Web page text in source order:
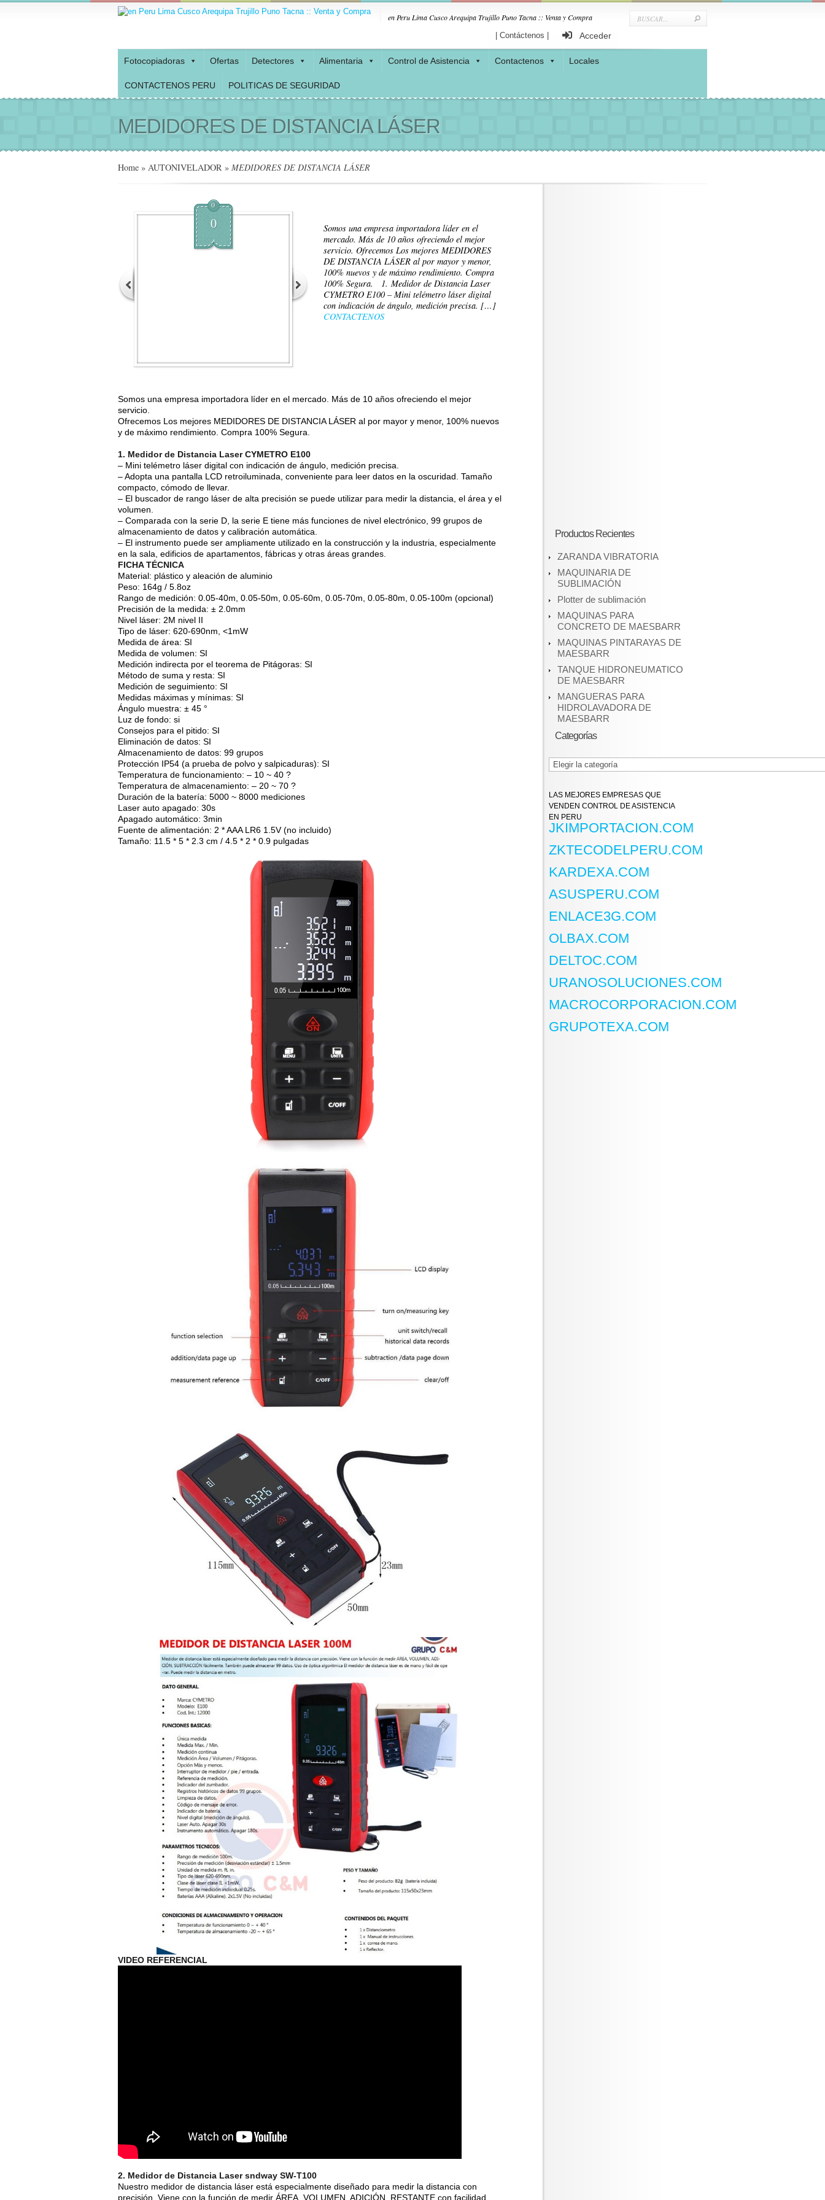
en Peru Lima Cusco Arequipa Trujillo Puno Tacna :: Venta y Compra
| Contáctenos | Acceder
Fotocopiadoras Ofertas Detectores Alimentaria Control de Asistencia Contactenos Locales
CONTACTENOS PERU POLITICAS DE SEGURIDAD
MEDIDORES DE DISTANCIA LÁSER
Home » AUTONIVELADOR » MEDIDORES DE DISTANCIA LÁSER
0
0
Somos una empresa importadora líder en el
mercado. Más de 10 años ofreciendo el mejor
servicio. Ofrecemos Los mejores MEDIDORES
DE DISTANCIA LÁSER al por mayor y menor,
100% nuevos y de máximo rendimiento. Compra
100% Segura. 1. Medidor de Distancia Laser
CYMETRO E100 – Mini telémetro láser digital
con indicación de ángulo, medición precisa. […]
CONTACTENOS
Somos una empresa importadora líder en el mercado. Más de 10 años ofreciendo el mejor
servicio.
Ofrecemos Los mejores MEDIDORES DE DISTANCIA LÁSER al por mayor y menor, 100% nuevos
y de máximo rendimiento. Compra 100% Segura.
1. Medidor de Distancia Laser CYMETRO E100
– Mini telémetro láser digital con indicación de ángulo, medición precisa.
– Adopta una pantalla LCD retroiluminada, conveniente para leer datos en la oscuridad. Tamaño
compacto, cómodo de llevar.
– El buscador de rango láser de alta precisión se puede utilizar para medir la distancia, el área y el
volumen.
– Comparada con la serie D, la serie E tiene más funciones de nivel electrónico, 99 grupos de
almacenamiento de datos y calibración automática.
– El instrumento puede ser ampliamente utilizado en la construcción y la industria, especialmente
en la sala, edificios de apartamentos, fábricas y otras áreas grandes.
FICHA TÉCNICA
Material: plástico y aleación de aluminio
Peso: 164g / 5.8oz
Rango de medición: 0.05-40m, 0.05-50m, 0.05-60m, 0.05-70m, 0.05-80m, 0.05-100m (opcional)
Precisión de la medida: ± 2.0mm
Nivel láser: 2M nivel II
Tipo de láser: 620-690nm, <1mW
Medida de área: SI
Medida de volumen: SI
Medición indirecta por el teorema de Pitágoras: SI
Método de suma y resta: SI
Medición de seguimiento: SI
Medidas máximas y mínimas: SI
Ángulo muestra: ± 45 °
Luz de fondo: si
Consejos para el pitido: SI
Eliminación de datos: SI
Almacenamiento de datos: 99 grupos
Protección IP54 (a prueba de polvo y salpicaduras): SI
Temperatura de funcionamiento: – 10 ~ 40 ?
Temperatura de almacenamiento: – 20 ~ 70 ?
Duración de la batería: 5000 ~ 8000 mediciones
Laser auto apagado: 30s
Apagado automático: 3min
Fuente de alimentación: 2 * AAA LR6 1.5V (no incluido)
Tamaño: 11.5 * 5 * 2.3 cm / 4.5 * 2 * 0.9 pulgadas
VIDEO REFERENCIAL
2. Medidor de Distancia Laser sndway SW-T100
Nuestro medidor de distancia láser está especialmente diseñado para medir la distancia con
precisión. Viene con la función de medir ÁREA, VOLUMEN, ADICIÓN, RESTANTE con facilidad.
Productos Recientes
ZARANDA VIBRATORIA
MAQUINARIA DE
SUBLIMACIÓN
Plotter de sublimación
MAQUINAS PARA
CONCRETO DE MAESBARR
MAQUINAS PINTARAYAS DE
MAESBARR
TANQUE HIDRONEUMATICO
DE MAESBARR
MANGUERAS PARA
HIDROLAVADORA DE
MAESBARR
Categorías
Categorías
LAS MEJORES EMPRESAS QUE
VENDEN CONTROL DE ASISTENCIA
EN PERU
JKIMPORTACION.COM
ZKTECODELPERU.COM
KARDEXA.COM
ASUSPERU.COM
ENLACE3G.COM
OLBAX.COM
DELTOC.COM
URANOSOLUCIONES.COM
MACROCORPORACION.COM
GRUPOTEXA.COM